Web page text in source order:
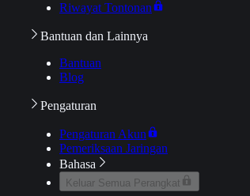
Riwayat Tontonan
Bantuan dan Lainnya
Bantuan
Blog
Pengaturan
Pengaturan Akun
Pemeriksaan Jaringan
Bahasa
Keluar Semua Perangkat